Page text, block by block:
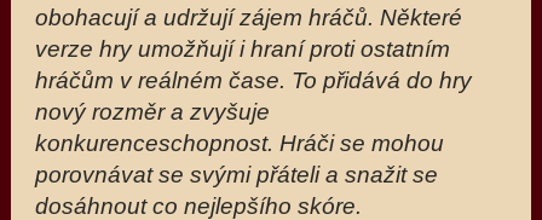
obohacují a udržují zájem hráčů. Některé
verze hry umožňují i hraní proti ostatním
hráčům v reálném čase. To přidává do hry
nový rozměr a zvyšuje
konkurenceschopnost. Hráči se mohou
porovnávat se svými přáteli a snažit se
dosáhnout co nejlepšího skóre.